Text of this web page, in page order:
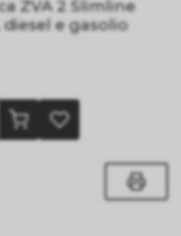
ZVA 2 Slimline
diesel e gasolio